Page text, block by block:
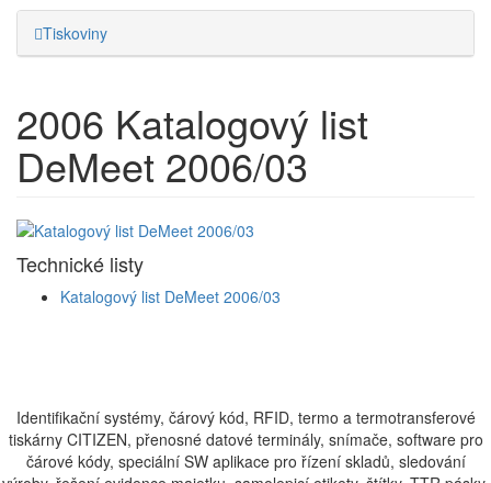
Tiskoviny
2006 Katalogový list
DeMeet 2006/03
Technické listy
Katalogový list DeMeet 2006/03
Identifikační systémy, čárový kód, RFID, termo a termotransferové
tiskárny CITIZEN, přenosné datové terminály, snímače, software pro
čárové kódy, speciální SW aplikace pro řízení skladů, sledování